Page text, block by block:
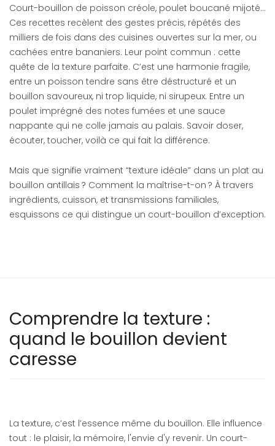
Court-bouillon de poisson créole, poulet boucané mijoté...
Ces recettes recèlent des gestes précis, répétés des
milliers de fois dans des cuisines ouvertes sur la mer, ou
cachées entre bananiers. Leur point commun : cette
quête de la texture parfaite. C’est une harmonie fragile,
entre un poisson tendre sans être déstructuré et un
bouillon savoureux, ni trop liquide, ni sirupeux. Entre un
poulet imprégné des notes fumées et une sauce
nappante qui ne colle jamais au palais. Savoir doser,
écouter, toucher, voilà ce qui fait la différence.
Mais que signifie vraiment “texture idéale” dans un plat au
bouillon antillais ? Comment la maîtrise-t-on ? À travers
ingrédients, cuisson, et transmissions familiales,
esquissons ce qui distingue un court-bouillon d’exception.
Comprendre la texture :
quand le bouillon devient
caresse
La texture, c’est l’essence même du bouillon. Elle influence
tout : le plaisir, la mémoire, l'envie d'y revenir. Un court-